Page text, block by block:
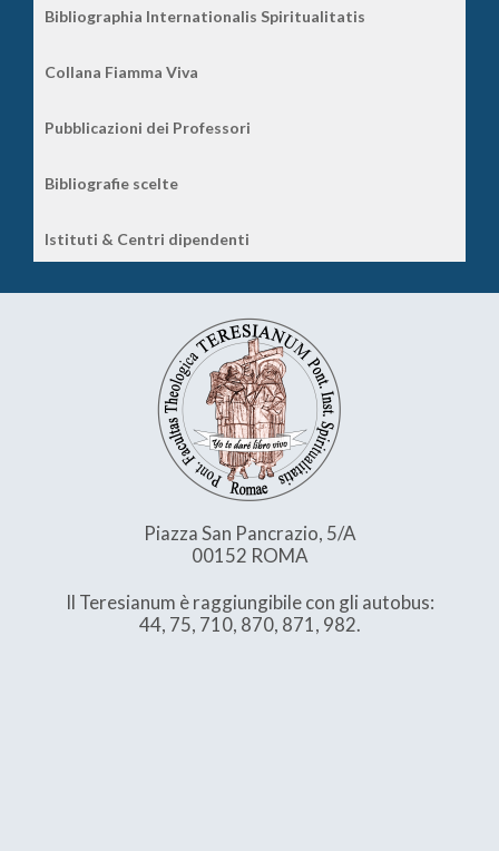
Bibliographia Internationalis Spiritualitatis
Collana Fiamma Viva
Pubblicazioni dei Professori
Bibliografie scelte
Istituti & Centri dipendenti
Piazza San Pancrazio, 5/A
00152 ROMA
Il Teresianum è raggiungibile con gli autobus:
44, 75, 710, 870, 871, 982.